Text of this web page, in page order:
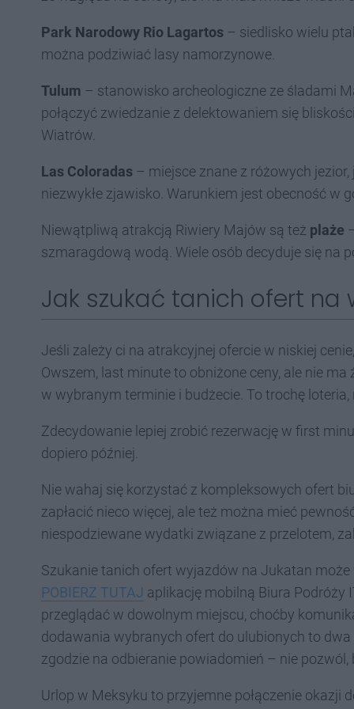
Park Narodowy Rio Lagartos – siedlisko wielu
można podziwiać lasy namorzynowe.
Tulum – stanowisko archeologiczne ze śladami
połączyć zwiedzanie z delektowaniem się
Wiatrów.
Las Coloradas – miejsce znane z różowych
niezwykłe zjawisko. Warunkiem jest obecność w
Niewątpliwą atrakcją Riwiery Majów są też plaże
szmaragdową wodą. Wiele osób decyduje się na
Jak szukać tanich ofert na
Jeśli zależy ci na atrakcyjnej ofercie w niskiej
Owszem, last minute to obniżone ceny, ale nie
w wybranym terminie i budżecie. To trochę
Zdecydowanie lepiej zrobić rezerwację w first
dopiero później.
Nie wahaj się korzystać z kompleksowych ofert
zapłacić nieco więcej, ale też można mieć
niespodziewane wydatki związane z przelotem,
Szukanie tanich ofert wyjazdów na Jukatan może
POBIERZ TUTAJ aplikację mobilną Biura Podróży
przeglądać w dowolnym miejscu, choćby
dodawania wybranych ofert do ulubionych to
zgodzie na odbieranie powiadomień – nie pozwól,
Urlop w Meksyku to przyjemne połączenie